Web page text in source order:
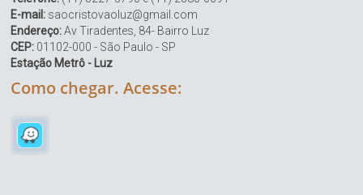
E-mail: saocristovaoluz@gmail.com
Endereço:Av Tiradentes, 84- Bairro Luz
CEP: 01102-000 - São Paulo - SP
Estação Metrô - Luz
Como chegar. Acesse: